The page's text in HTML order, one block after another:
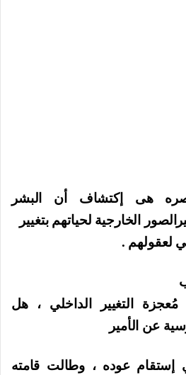
هى إكتشاف أن البشر
الخارجية لحياتهم بتغيير
لعقولهم .
مُعجزة التغيير الداخلي ، هل
عن الأمير
إستقام عوده ، وطالت قامته